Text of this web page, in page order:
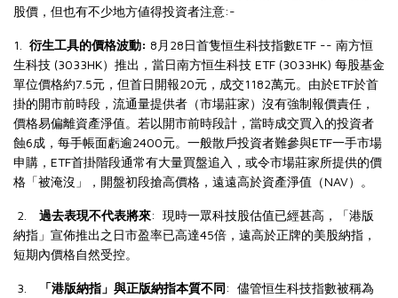
股價，但也有不少地方値得投資者注意:-
1. 衍生工具的價格波動: 8 月 28 日首隻恒生科技指數ETF -- 南方恒
生科技 (3033HK）推出，當日南方恒生科技 ETF (3033HK) 每股基金
單位價格約7.5元，但首日開報20元，成交1182萬元。由於ETF於首
掛的開市前時段，流通量提供者（市場莊家）沒有強制報價責任，
價格易偏離資產淨值。若以開市前時段計，當時成交買入的投資者
蝕6成，每手帳面虧逾2400元。一般散戶投資者難參與ETF一手市場
申購， ETF首掛階段通常有大量買盤追入，或令市場莊家所提供的價
格「被淹沒」，開盤初段搶高價格，遠遠高於資產淨值（NAV）。
2. 過去表現不代表將來: 現時一眾科技股估值已經甚高，「港版
納指」宣佈推出之日市盈率已高達45倍，遠高於正牌的美股納指，
短期內價格自然受控。
3. 「港版納指」與正版納指本質不同 : 儘管恒生科技指數被稱為